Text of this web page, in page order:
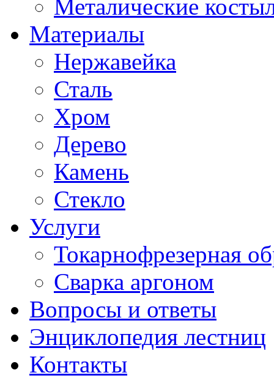
Металические
Материалы
Нержавейка
Сталь
Хром
Дерево
Камень
Стекло
Услуги
Токарнофрезерная
Сварка аргоном
Вопросы и ответы
Энциклопедия лестниц
Контакты